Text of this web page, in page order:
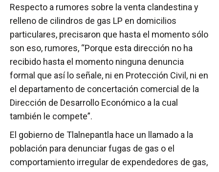
Respecto a rumores sobre la venta clandestina y
relleno de cilindros de gas LP en domicilios
particulares, precisaron que hasta el momento sólo
son eso, rumores, “Porque esta dirección no ha
recibido hasta el momento ninguna denuncia
formal que así lo señale, ni en Protección Civil, ni en
el departamento de concertación comercial de la
Dirección de Desarrollo Económico a la cual
también le compete”.
El gobierno de Tlalnepantla hace un llamado a la
población para denunciar fugas de gas o el
comportamiento irregular de expendedores de gas,